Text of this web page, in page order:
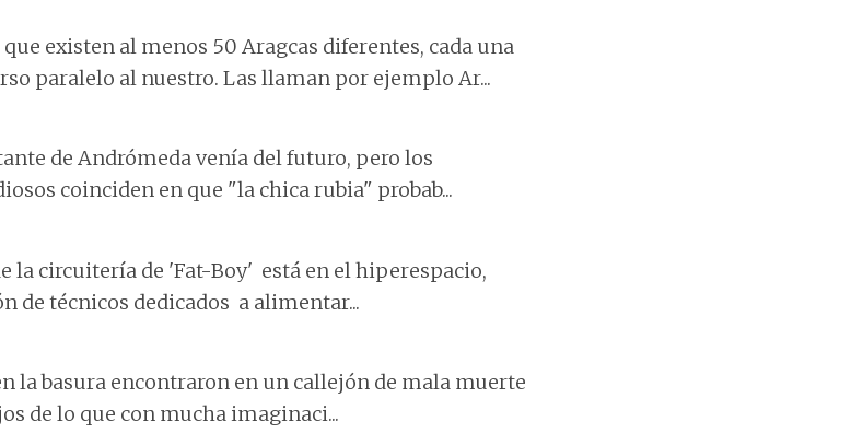
existen al menos 50 Aragcas diferentes, cada una
paralelo al nuestro. Las llaman por ejemplo Ar...
de Andrómeda venía del futuro, pero los
coinciden en que "la chica rubia" probab...
la circuitería de 'Fat-Boy' está en el hiperespacio,
de técnicos dedicados a alimentar...
la basura encontraron en un callejón de mala muerte
de lo que con mucha imaginaci...